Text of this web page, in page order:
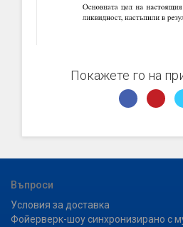
Покажете го на
Въпроси
Условия за доставка
Фойерверк-шоу синхронизирано с